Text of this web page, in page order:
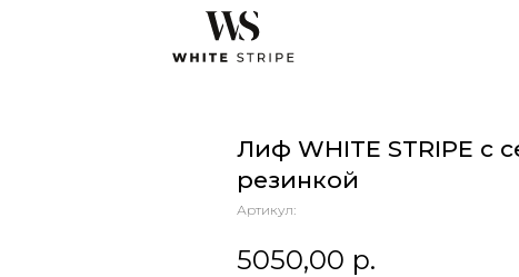
Лиф WHITE STRIPE с
резинкой
Артикул:
5050,00 р.